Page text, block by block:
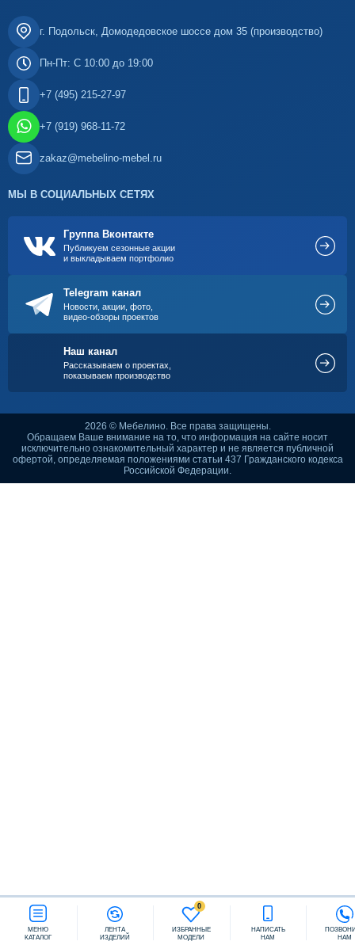
Заказать звонок
г. Подольск, Домодедовское шоссе дом 35 (производство)
Пн-Пт: С 10:00 до 19:00
+7 (495) 215-27-97
+7 (919) 968-11-72
zakaz@mebelino-mebel.ru
МЫ В СОЦИАЛЬНЫХ СЕТЯХ
Группа Вконтакте
Публикуем сезонные акции
и выкладываем портфолио
Telegram канал
Новости, акции, фото,
видео-обзоры проектов
Наш канал
Рассказываем о проектах,
показываем производство
2026 © Мебелино. Все права защищены.
Обращаем Ваше внимание на то, что информация на сайте носит
исключительно ознакомительный характер и не является публичной
офертой, определяемая положениями статьи 437 Гражданского кодекса
Российской Федерации.
МЕНЮ
КАТАЛОГ
ЛЕНТА
ИЗДЕЛИЙ
0
ИЗБРАННЫЕ
МОДЕЛИ
НАПИСАТЬ
НАМ
НАМ